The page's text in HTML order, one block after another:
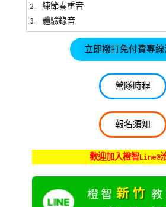
2. 練節奏重音
3. 體驗錄音
立即撥打免付費專線
營隊時程
報名須知
歡迎加入橙智Line@